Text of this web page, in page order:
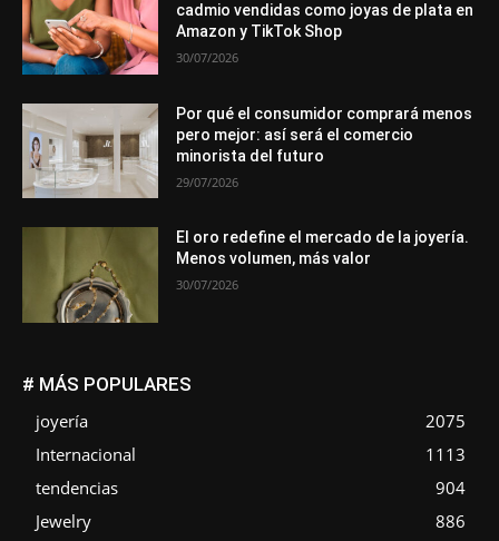
cadmio vendidas como joyas de plata en
Amazon y TikTok Shop
30/07/2026
Por qué el consumidor comprará menos
pero mejor: así será el comercio
minorista del futuro
29/07/2026
El oro redefine el mercado de la joyería.
Menos volumen, más valor
30/07/2026
# MÁS POPULARES
joyería
2075
Internacional
1113
tendencias
904
Jewelry
886